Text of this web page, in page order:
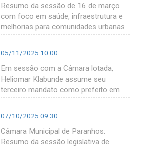
Resumo da sessão de 16 de março
com foco em saúde, infraestrutura e
melhorias para comunidades urbanas
05/11/2025 10:00
Em sessão com a Câmara lotada,
Heliomar Klabunde assume seu
terceiro mandato como prefeito em
07/10/2025 09:30
Câmara Municipal de Paranhos:
Resumo da sessão legislativa de